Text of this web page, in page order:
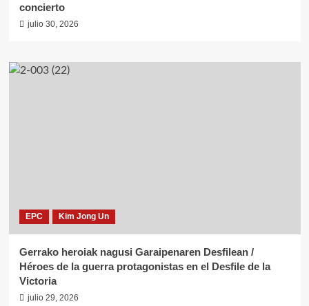
concierto
julio 30, 2026
EPC Kim Jong Un
Gerrako heroiak nagusi Garaipenaren Desfilean /
Héroes de la guerra protagonistas en el Desfile de la
Victoria
julio 29, 2026